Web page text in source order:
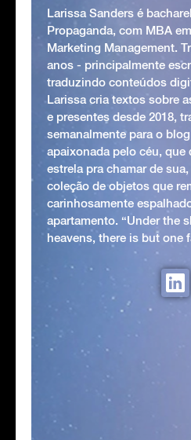
Larissa Sanders é
Propaganda, com MBA
Marketing Management.
anos - principalmente
traduzindo conteúdos
Larissa cria textos sobre
e presentes desde 2018,
semanalmente para o
apaixonada pelo céu, que
estrela pra chamar de
coleção de objetos que
carinhosamente
apartamento. “Under the
heavens, there is but one